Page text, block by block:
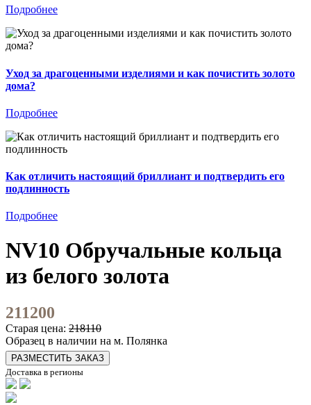
Подробнее
Уход за драгоценными изделиями и как почистить золото
дома?
Подробнее
Как отличить настоящий бриллиант и подтвердить его
подлинность
Подробнее
NV10 Обручальные кольца
из белого золота
211200
Старая цена: 218110
Образец в наличии на м. Полянка
РАЗМЕСТИТЬ ЗАКАЗ
Доставка в регионы